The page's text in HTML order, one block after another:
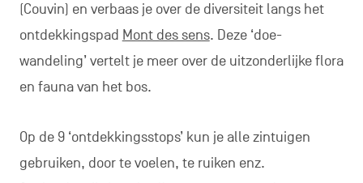
(Couvin) en verbaas je over de diversiteit langs het
ontdekkingspad Mont des sens. Deze ‘doe-
wandeling’ vertelt je meer over de uitzonderlijke flora
en fauna van het bos.
Op de 9 ‘ontdekkingsstops’ kun je alle zintuigen
gebruiken, door te voelen, te ruiken enz.